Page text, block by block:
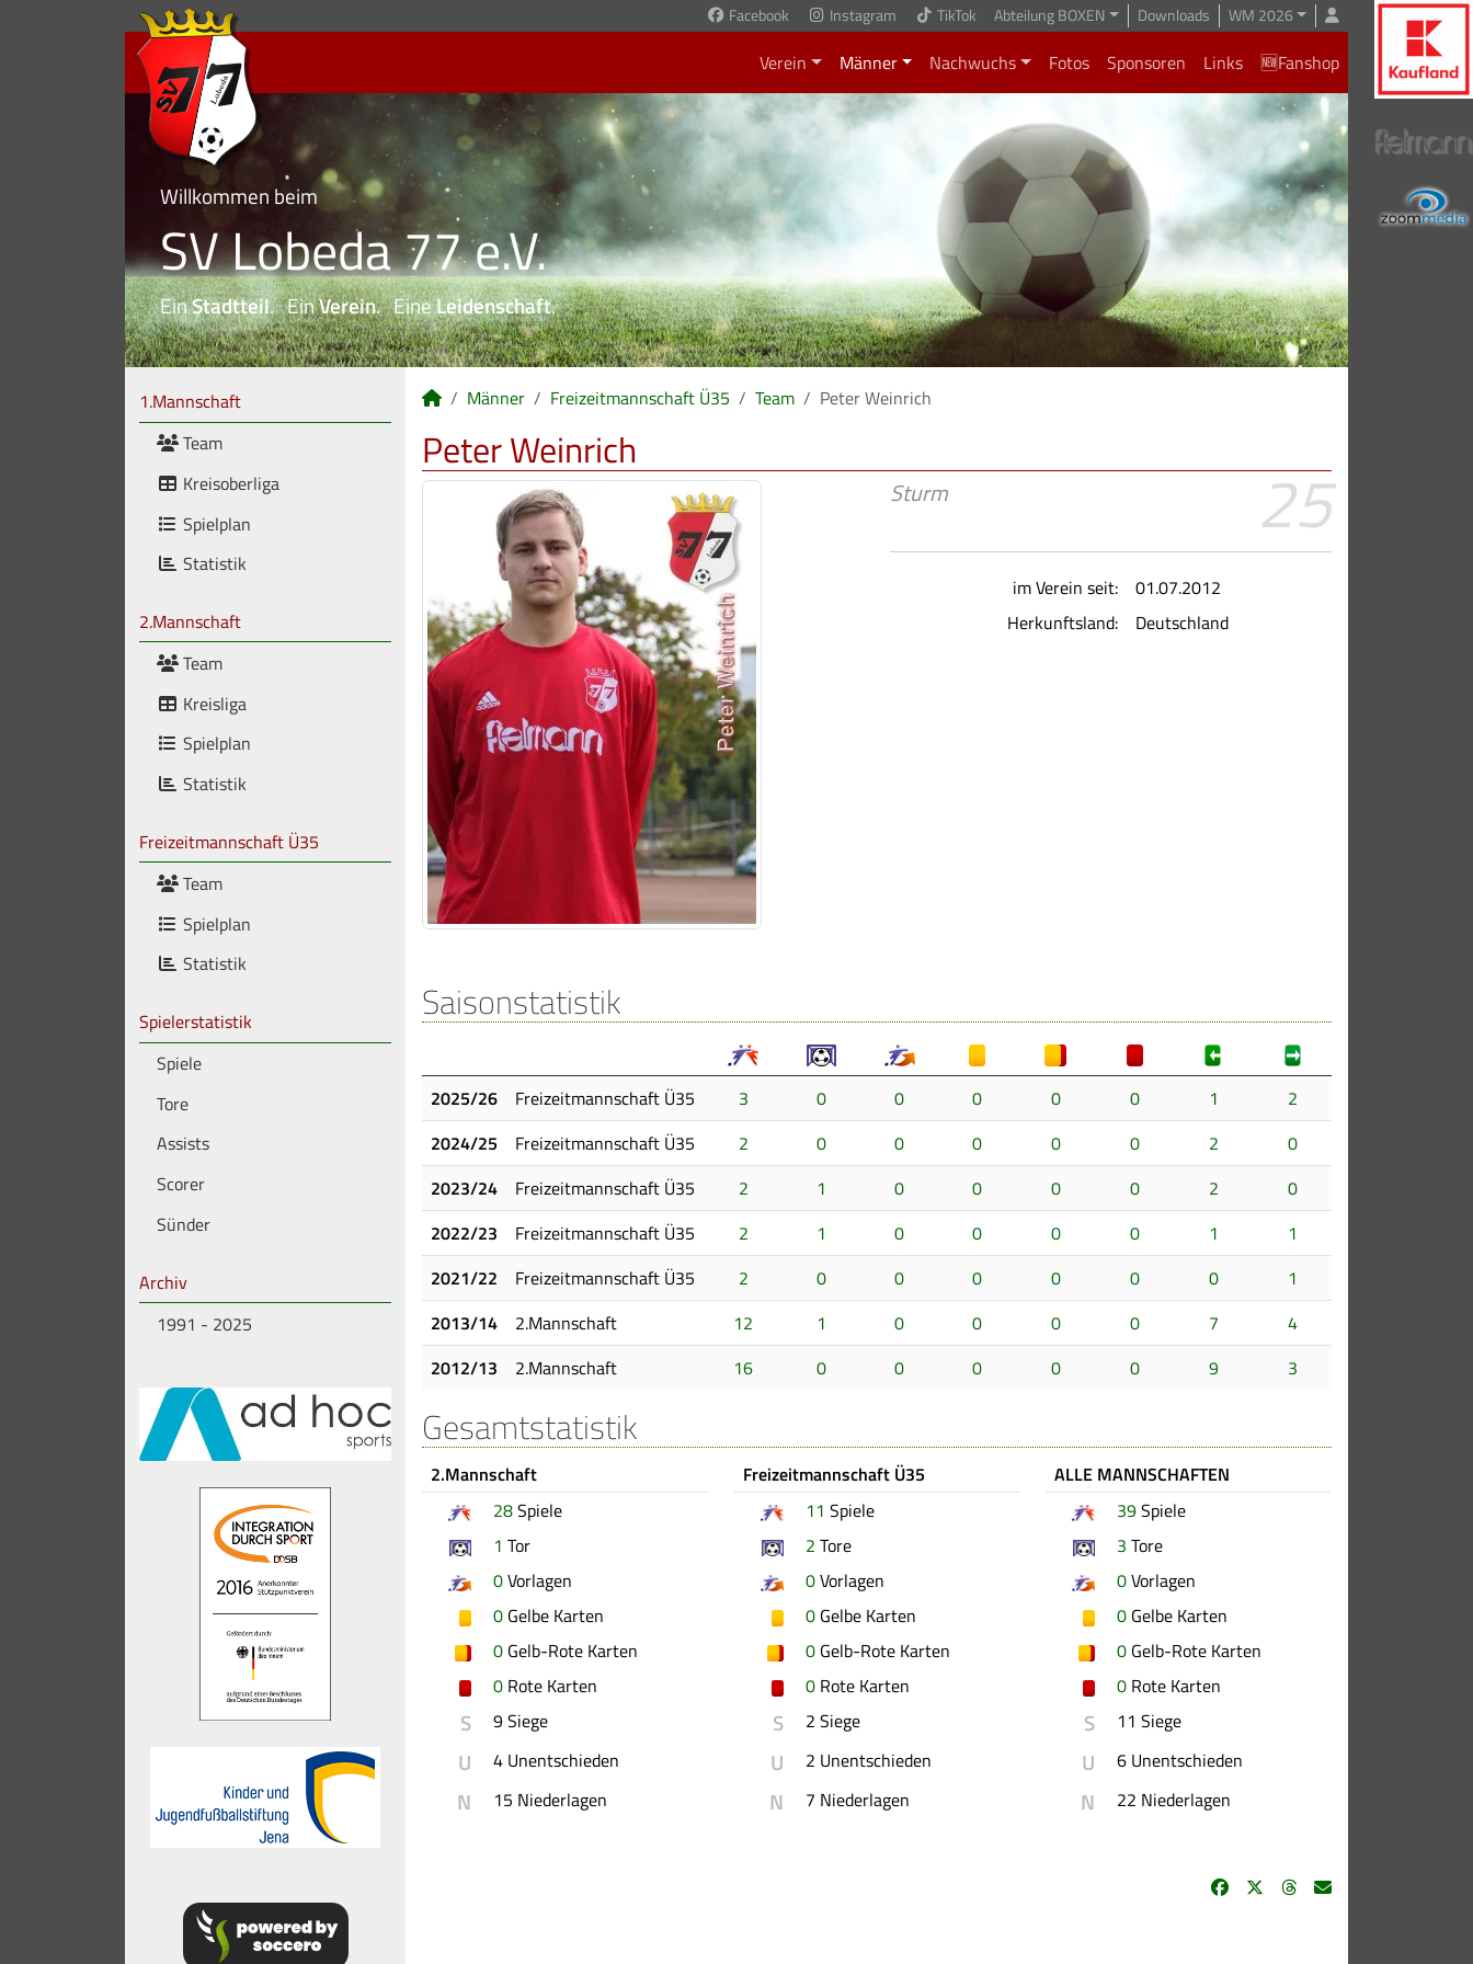
Facebook Instagram TikTok Abteilung BOXEN Downloads WM 2026
Verein Männer Nachwuchs Fotos Sponsoren Links 🆕Fanshop
Willkommen beim
SV Lobeda 77 e.V.
EinStadtteil. EinVerein. EineLeidenschaft.
1.Mannschaft
Team
Kreisoberliga
Spielplan
Statistik
2.Mannschaft
Team
Kreisliga
Spielplan
Statistik
Freizeitmannschaft Ü35
Team
Spielplan
Statistik
Spielerstatistik
Spiele
Tore
Assists
Scorer
Sünder
Archiv
1991 - 2025
Männer Freizeitmannschaft Ü35 Team Peter Weinrich
Peter Weinrich
25
Sturm
im Verein seit:
01.07.2012
Herkunftsland:
Deutschland
Saisonstatistik
2025/26 Freizeitmannschaft Ü35 3 0 0 0 0 0 1
2
2024/25
Freizeitmannschaft Ü35 2 0 0 0 0 0 2
0
2023/24
Freizeitmannschaft Ü35 2 1 0 0 0 0 2
0
2022/23
Freizeitmannschaft Ü35 2 1 0 0 0 0 1
1
2021/22
Freizeitmannschaft Ü35 2 0 0 0 0 0 0
1
2013/14
2.Mannschaft 12 1 0 0 0 0 7
4
2012/13
2.Mannschaft 16 0 0 0 0 0 9 3
Gesamtstatistik
2.Mannschaft
28Spiele
1 Tor
0Vorlagen
0 Gelbe Karten
0 Gelb-Rote Karten
0 Rote Karten
S 9 Siege
U 4 Unentschieden
N 15 Niederlagen
Freizeitmannschaft Ü35
11 Spiele
2 Tore
0Vorlagen
0Gelbe Karten
0Gelb-Rote Karten
0Rote Karten
S 2 Siege
U 2 Unentschieden
N 7 Niederlagen
ALLE MANNSCHAFTEN
39Spiele
3 Tore
0Vorlagen
0 Gelbe Karten
0 Gelb-Rote Karten
0 Rote Karten
S 11 Siege
U 6 Unentschieden
N 22 Niederlagen